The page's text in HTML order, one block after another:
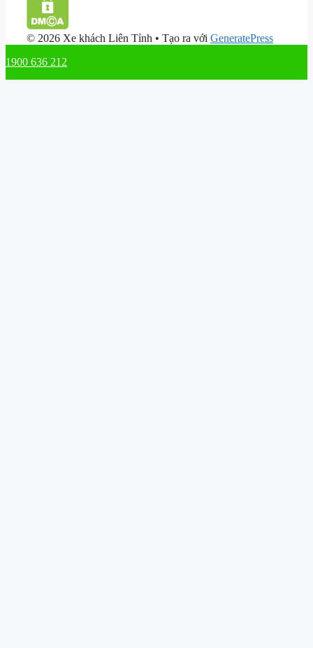
© 2026 Xe khách Liên Tỉnh • Tạo ra với GeneratePress
1900 636 212